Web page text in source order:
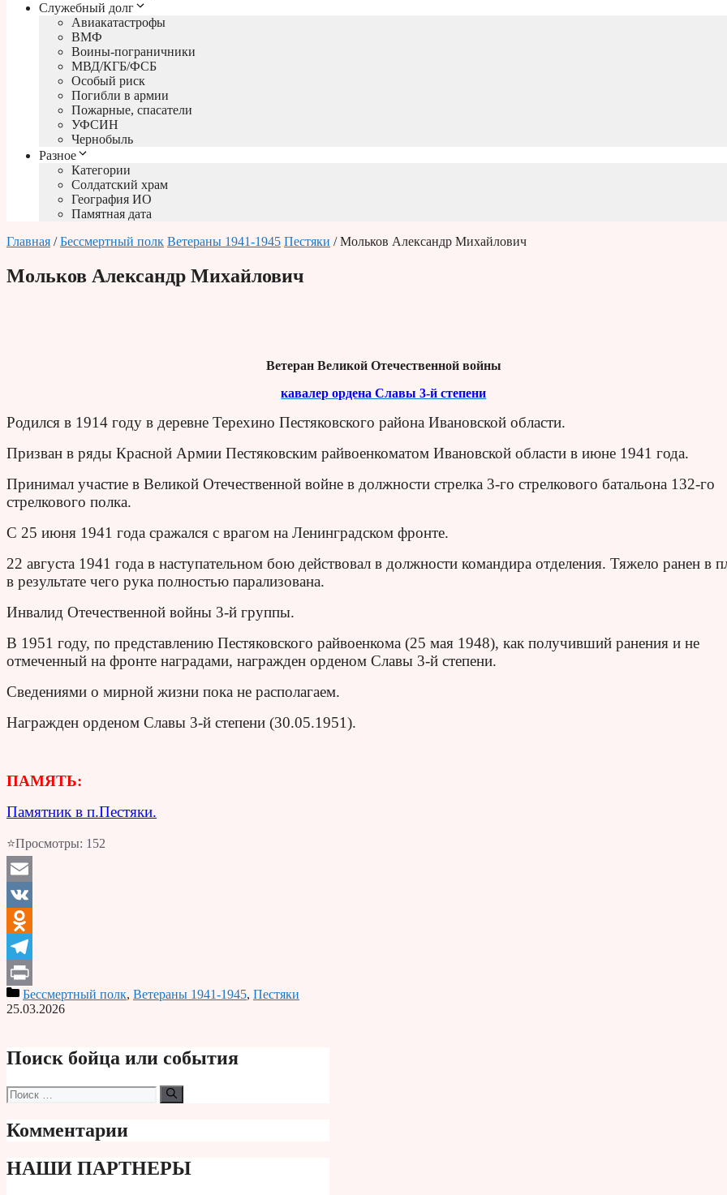
Служебный долг
Авиакатастрофы
ВМФ
Воины-пограничники
МВД/КГБ/ФСБ
Особый риск
Погибли в армии
Пожарные, спасатели
УФСИН
Чернобыль
Разное
Категории
Солдатский храм
География ИО
Памятная дата
Главная /Бессмертный полк Ветераны 1941-1945 Пестяки / Мольков Александр Михайлович
Мольков Александр Михайлович
Ветеран Великой Отечественной войны
кавалер ордена Славы 3-й степени
Родился в 1914 году в деревне Терехино Пестяковского района Ивановской области.
Призван в ряды Красной Армии Пестяковским райвоенкоматом Ивановской области в июне 1941 года.
Принимал участие в Великой Отечественной войне в должности стрелка 3-го стрелкового батальона 132-го
стрелкового полка.
С 25 июня 1941 года сражался с врагом на Ленинградском фронте.
22 августа 1941 года в наступательном бою действовал в должности командира отделения. Тяжело ранен в
в результате чего рука полностью парализована.
Инвалид Отечественной войны 3-й группы.
В 1951 году, по представлению Пестяковского райвоенкома (25 мая 1948), как получивший ранения и не
отмеченный на фронте наградами, награжден орденом Славы 3-й степени.
Сведениями о мирной жизни пока не располагаем.
Награжден орденом Славы 3-й степени (30.05.1951).
ПАМЯТЬ:
Памятник в п.Пестяки.
⭐Просмотры: 152
Email
VK
Odnoklassniki
Telegram
PrintБессмертный полк, Ветераны 1941-1945, Пестяки
25.03.2026
Поиск бойца или события
Поиск:
Комментарии
НАШИ ПАРТНЕРЫ